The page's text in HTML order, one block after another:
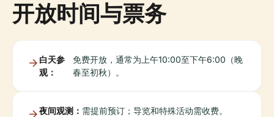
开放时间与票务
白天参
观：
免费开放，通常为上午10:00至下午6:00（晚
春至初秋）。
夜间观测： 需提前预订；导览和特殊活动需收费。